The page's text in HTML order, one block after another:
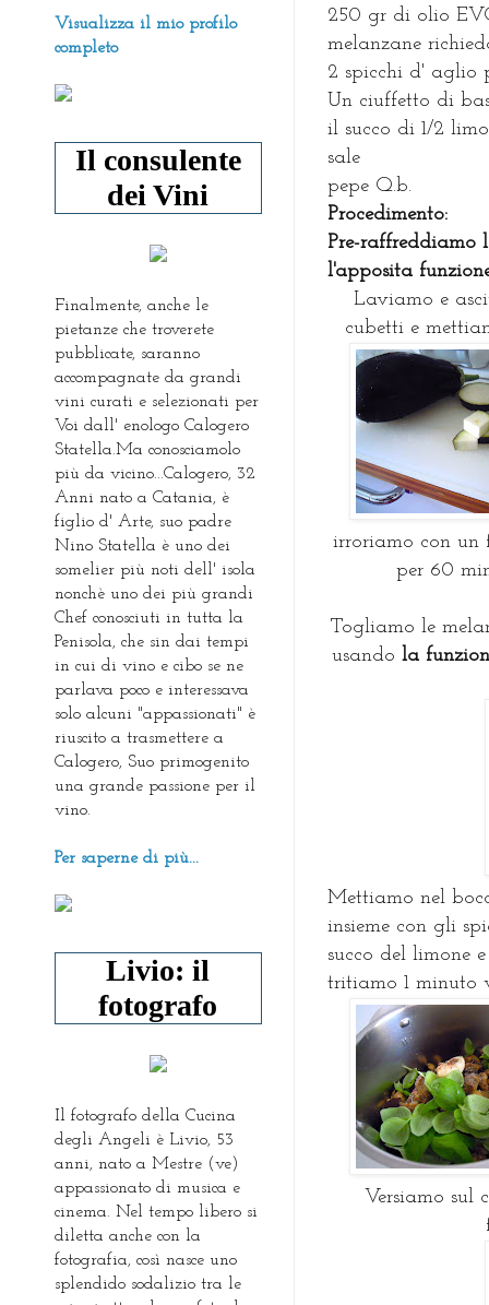
250 gr di olio
melanzane
2 spicchi d' aglio
Un ciuffetto di
il succo di 1/2
sale
pepe Q.b.
Procedimento:
Pre-raffreddiamo
l'apposita
Laviamo e
cubetti e
irroriamo con un
per 60
Togliamo le
usandola
Mettiamo nel
insieme con gli
succo del limone
tritiamo 1 minuto
Versiamo sul
Visualizza il mio profilo
completo
Il consulente
dei Vini
Finalmente, anche le
pietanze che troverete
pubblicate, saranno
accompagnate da grandi
vini curati e selezionati per
Voi dall' enologo Calogero
Statella.Ma conosciamolo
più da vicino...Calogero, 32
Anni nato a Catania, è
figlio d' Arte, suo padre
Nino Statella è uno dei
somelier più noti dell' isola
nonchè uno dei più grandi
Chef conosciuti in tutta la
Penisola, che sin dai tempi
in cui di vino e cibo se ne
parlava poco e interessava
solo alcuni "appassionati" è
riuscito a trasmettere a
Calogero, Suo primogenito
una grande passione per il
vino.
Per saperne di più...
Livio: il
fotografo
Il fotografo della Cucina
degli Angeli è Livio, 53
anni, nato a Mestre (ve)
appassionato di musica e
cinema. Nel tempo libero si
diletta anche con la
fotografia, così nasce uno
splendido sodalizio tra le